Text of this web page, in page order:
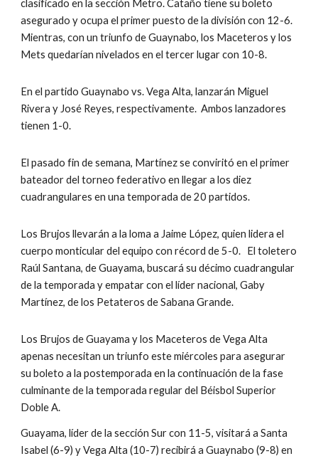
clasificado en la sección Metro. Cataño tiene su boleto
asegurado y ocupa el primer puesto de la división con 12-6.
Mientras, con un triunfo de Guaynabo, los Maceteros y los
Mets quedarían nivelados en el tercer lugar con 10-8.
En el partido Guaynabo vs. Vega Alta, lanzarán Miguel
Rivera y José Reyes, respectivamente.  Ambos lanzadores
tienen 1-0.
El pasado fin de semana, Martínez se conviritó en el primer
bateador del torneo federativo en llegar a los diez
cuadrangulares en una temporada de 20 partidos.
Los Brujos llevarán a la loma a Jaime López, quien lidera el
cuerpo monticular del equipo con récord de 5-0.   El toletero
Raúl Santana, de Guayama, buscará su décimo cuadrangular
de la temporada y empatar con el líder nacional, Gaby
Martínez, de los Petateros de Sabana Grande.
Los Brujos de Guayama y los Maceteros de Vega Alta
apenas necesitan un triunfo este miércoles para asegurar
su boleto a la postemporada en la continuación de la fase
culminante de la temporada regular del Béisbol Superior
Doble A.
Guayama, líder de la sección Sur con 11-5, visitará a Santa
Isabel (6-9) y Vega Alta (10-7) recibirá a Guaynabo (9-8) en